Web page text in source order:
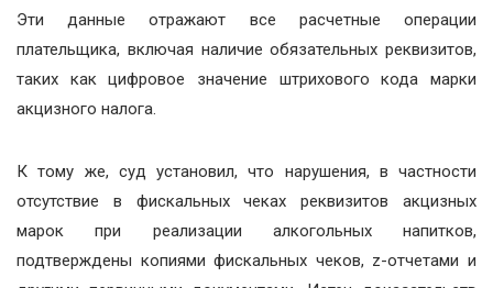
Эти данные отражают все расчетные операции
плательщика, включая наличие обязательных реквизитов,
таких как цифровое значение штрихового кода марки
акцизного налога.
К тому же, суд установил, что нарушения, в частности
отсутствие в фискальных чеках реквизитов акцизных
марок при реализации алкогольных напитков,
подтверждены копиями фискальных чеков, z-отчетами и